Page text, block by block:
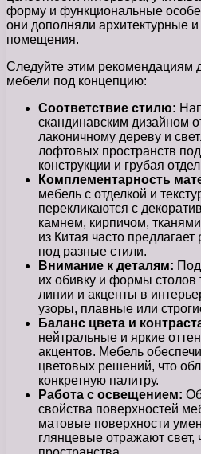
форму и функциональные
они дополняли архитектурные
помещения.
Следуйте этим рекомендациям
мебели под концепцию:
Соответствие стилю:
скандинавским дизайном
лаконичному дереву и
лофтовых пространств
конструкции и грубая
Комплементарность
мебель с отделкой и
перекликаются с
камнем, кирпичом,
из Китая часто
под разные стили.
Внимание к деталям:
их обивку и формы столов
линии и акценты в
узоры, плавные или
Баланс цвета и
нейтральные и яркие
акцентов. Мебель
цветовых решений, что
конкретную палитру.
Работа с освещением:
свойства поверхностей
матовые поверхности
глянцевые отражают свет,